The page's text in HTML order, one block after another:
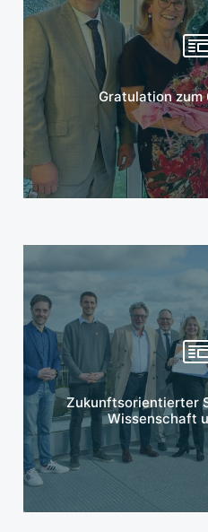
Gratulation zum
Mehr
Zukunftsorientierter
Wissenschaft
Mehr